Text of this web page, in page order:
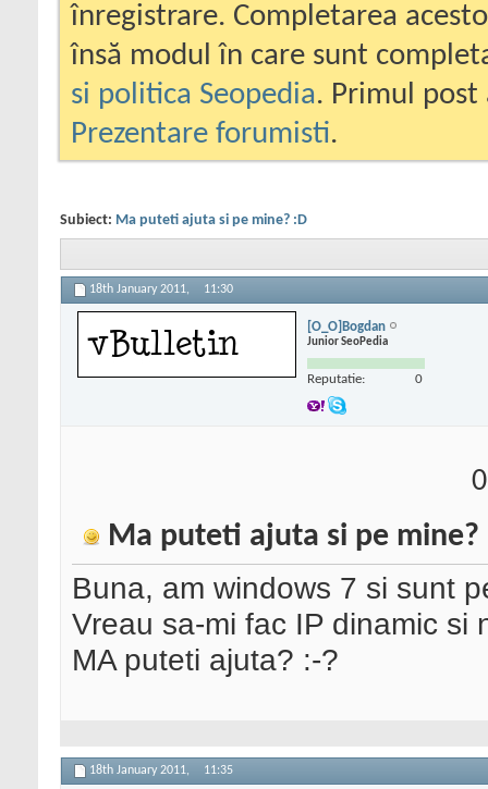
înregistrare. Completarea
însă modul în care sunt
si politica Seopedia. Primul
Prezentare forumisti.
Subiect: Ma puteti ajuta si pe mine? :D
18th January 2011, 11:30
[O_O]Bogdan
Junior SeoPedia
Reputatie: 0
Ma puteti ajuta si pe mine?
Buna, am windows 7 si sunt
Vreau sa-mi fac IP dinamic si
MA puteti ajuta? :-?
18th January 2011, 11:35